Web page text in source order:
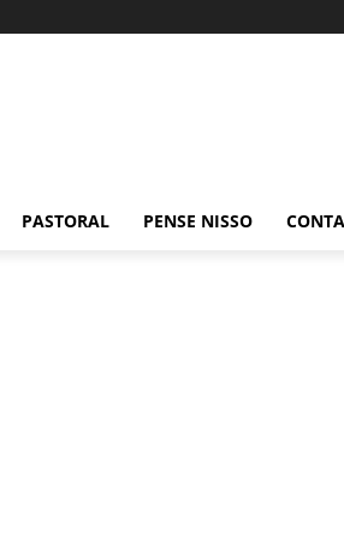
PASTORAL PENSE NISSO